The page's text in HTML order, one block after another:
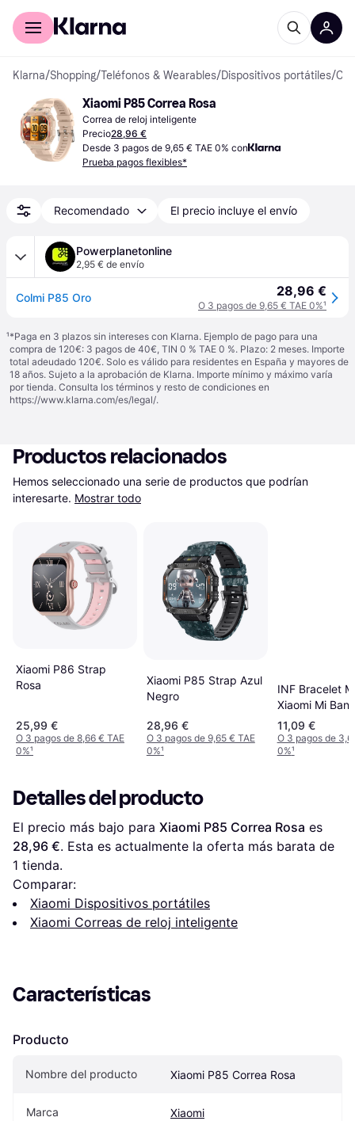
Comprar con Klarna
Klarna/Shopping/Teléfonos & Wearables/Dispositivos portátiles/
Xiaomi P85 Correa Rosa
Correa de reloj inteligente
Precio28,96 €
Desde 3 pagos de 9,65 € TAE 0% con
Prueba pagos flexibles*
Recomendado El precio incluye el envío
Powerplanetonline
2,95 € de envío
Colmi P85 Oro 28,96 €
O 3 pagos de 9,65 € TAE 0%¹
¹*Paga en 3 plazos sin intereses con Klarna. Ejemplo de pago para una
compra de 120€: 3 pagos de 40€, TIN 0 % TAE 0 %. Plazo: 2 meses. Importe
total adeudado 120€. Solo es válido para residentes en España y mayores de
18 años. Sujeto a la aprobación de Klarna. Importe mínimo y máximo varía
por tienda. Consulta los términos y resto de condiciones en
https://www.klarna.com/es/legal/.
Productos relacionados
Hemos seleccionado una serie de productos que podrían
interesarte. Mostrar todo
Xiaomi P86 Strap
Rosa
25,99 €
O 3 pagos de 8,66 € TAE
0%¹
Xiaomi P85 Strap Azul
Negro
28,96 €
O 3 pagos de 9,65 € TAE
0%¹
INF Bracelet
Xiaomi Mi
Silver
11,09 €
O 3 pagos de
0%¹
Detalles del producto
El precio más bajo para Xiaomi P85 Correa Rosa
28,96 €. Esta es actualmente la oferta más barata de
1 tienda.
Comparar:
Xiaomi Dispositivos portátiles
Xiaomi Correas de reloj inteligente
Características
Producto
Nombre del producto Xiaomi P85 Correa Rosa
Marca Xiaomi